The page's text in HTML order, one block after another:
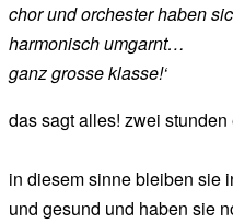
chor und orchester haben
harmonisch umgarnt…
ganz grosse klasse!‘
das sagt alles! zwei
in diesem sinne bleiben sie
und gesund und haben sie